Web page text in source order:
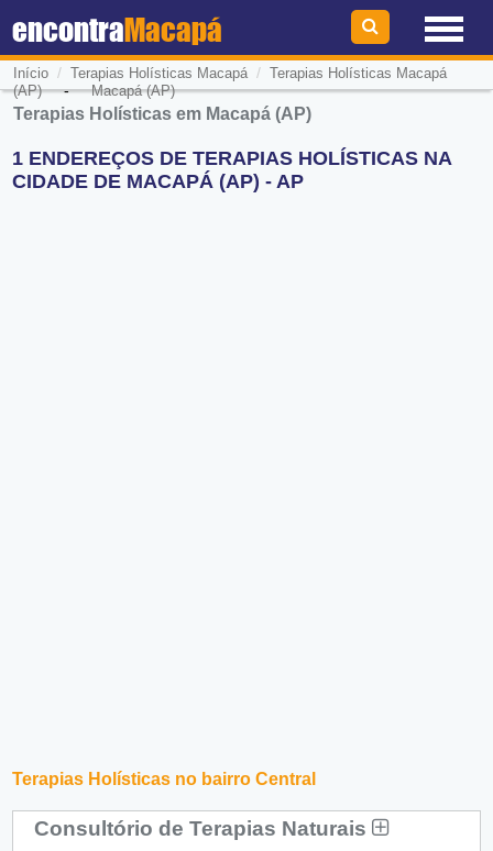
encontraMacapá
Início / Terapias Holísticas Macapá/ Terapias Holísticas Macapá
(AP)-Macapá (AP)
Terapias Holísticas em Macapá (AP)
1 ENDEREÇOS DE TERAPIAS HOLÍSTICAS NA
CIDADE DE MACAPÁ (AP) - AP
Terapias Holísticas no bairro Central
Consultório de Terapias Naturais